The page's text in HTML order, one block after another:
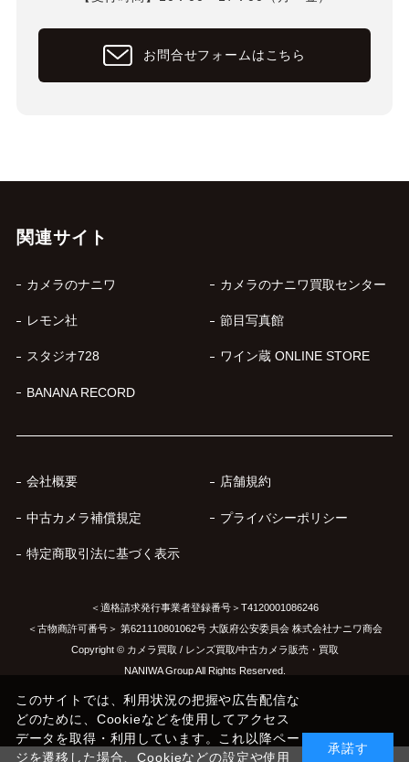
お問合せフォームはこちら
関連サイト
カメラのナニワ カメラのナニワ買取センター
レモン社 節目写真館
スタジオ728 ワイン蔵 ONLINE STORE
BANANA RECORD
会社概要 店舗規約
中古カメラ補償規定 プライバシーポリシー
特定商取引法に基づく表示
＜適格請求発行事業者登録番号＞T4120001086246
＜古物商許可番号＞ 第621110801062号 大阪府公安委員会 株式会社ナニワ商会
Copyright © カメラ買取 / レンズ買取/中古カメラ販売・買取
NANIWA Group All Rights Reserved.
このサイトでは、利用状況の把握や広告配信な
どのために、Cookieなどを使用してアクセス
データを取得・利用しています。これ以降ペー
ジを遷移した場合、Cookieなどの設定や使用
承諾す